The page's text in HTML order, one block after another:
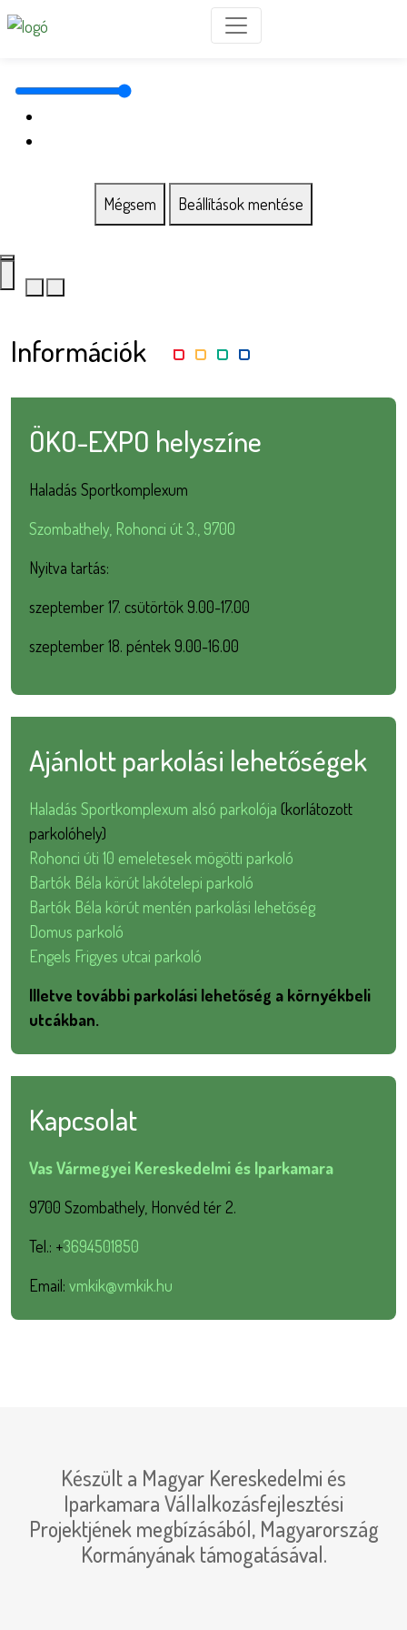
Mégsem Beállítások mentése
Információk
ÖKO-EXPO helyszíne
Haladás Sportkomplexum
Szombathely, Rohonci út 3., 9700
Nyitva tartás:
szeptember 17. csütörtök 9.00-17.00
szeptember 18. péntek 9.00-16.00
Ajánlott parkolási lehetőségek
Haladás Sportkomplexum alsó parkolója (korlátozott
parkolóhely)
Rohonci úti 10 emeletesek mögötti parkoló
Bartók Béla körút lakótelepi parkoló
Bartók Béla körút mentén parkolási lehetőség
Domus parkoló
Engels Frigyes utcai parkoló
Illetve további parkolási lehetőség a környékbeli
utcákban.
Kapcsolat
Vas Vármegyei Kereskedelmi és Iparkamara
9700 Szombathely, Honvéd tér 2.
Tel.: +3694501850
Email: vmkik@vmkik.hu
Készült a Magyar Kereskedelmi és
Iparkamara Vállalkozásfejlesztési
Projektjének megbízásából, Magyarország
Kormányának támogatásával.